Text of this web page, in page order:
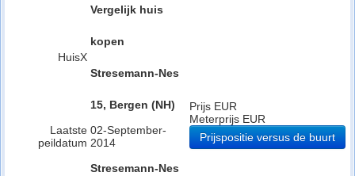
HuisX
Vergelijk huis
kopen
Stresemann-Nes
15, Bergen (NH)
Laatste
peildatum
02-September-
2014
Stresemann-Nes
Prijs EUR
Meterprijs EUR
Prijspositie versus de buurt